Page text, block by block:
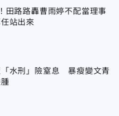
田路路轟曹雨婷不配當理事
站出來
「水刑」險窒息 暴瘦變文青